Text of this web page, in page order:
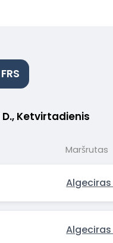
D., Ketvirtadienis
Maršrutas